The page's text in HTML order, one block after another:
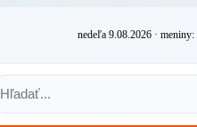
nedeľa 9.08.2026 · meniny: